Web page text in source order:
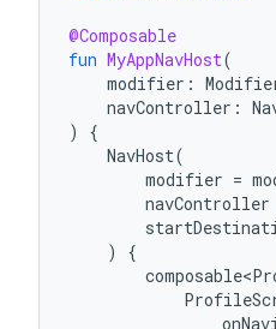
@Composable
fun MyAppNavHost(
modifier :
navController :
)
{
NavHost(
modifier =
navController
)
{